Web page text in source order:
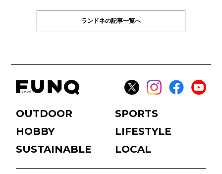
ランドネの記事一覧へ
OUTDOOR
SPORTS
HOBBY
LIFESTYLE
SUSTAINABLE
LOCAL